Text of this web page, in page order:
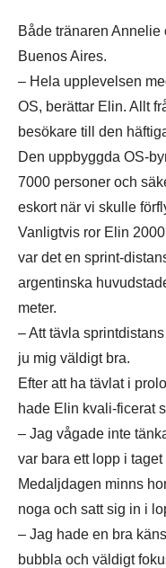
Både tränaren
Buenos Aires.
– Hela upplevelsen
OS, berättar Elin. Allt
besökare till den
Den uppbyggda OS-
7000 personer och
eskort när vi skulle
Vanligtvis ror Elin
var det en sprint-
argentinska
meter.
– Att tävla
ju mig väldigt bra.
Efter att ha tävlat i
hade Elin kvali-ficerat
– Jag vågade inte
var bara ett lopp i
Medaljdagen minns
noga och satt sig in i
– Jag hade en bra
bubbla och väldigt